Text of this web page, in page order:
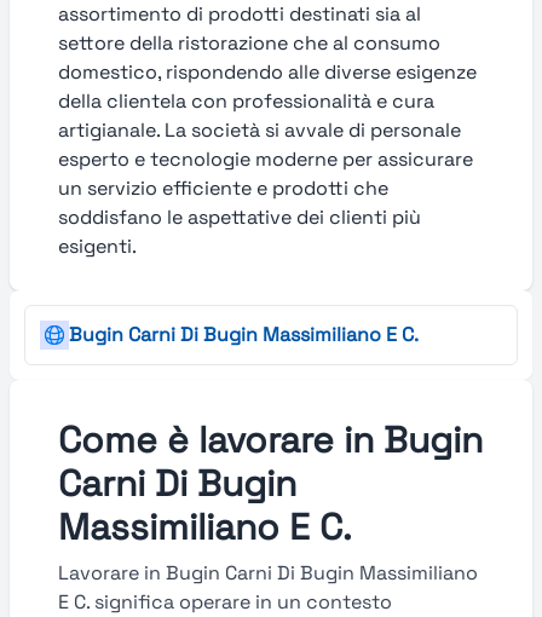
assortimento di prodotti destinati sia al
settore della ristorazione che al consumo
domestico, rispondendo alle diverse esigenze
della clientela con professionalità e cura
artigianale. La società si avvale di personale
esperto e tecnologie moderne per assicurare
un servizio efficiente e prodotti che
soddisfano le aspettative dei clienti più
esigenti.
Bugin Carni Di Bugin Massimiliano E C.
Come è lavorare in Bugin
Carni Di Bugin
Massimiliano E C.
Lavorare in Bugin Carni Di Bugin Massimiliano
E C. significa operare in un contesto